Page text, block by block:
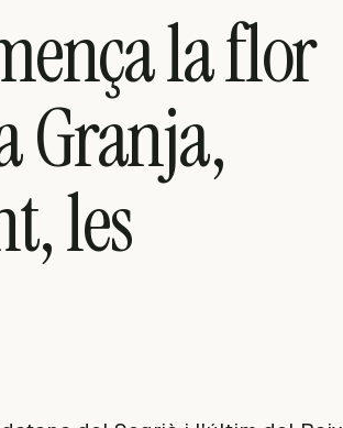
la flor
Granja,
les